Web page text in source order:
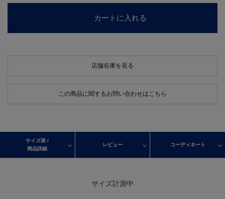
カートに入れる
店舗在庫を見る
この商品に関するお問い合わせはこちら
サイズ表 /
商品詳細
レビュー コーディネート
サイズ計測中